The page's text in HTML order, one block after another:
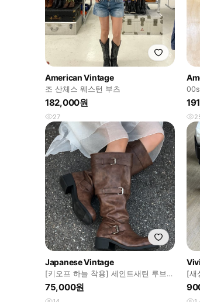
American Vintage
조 산체스 웨스턴 부츠
182,000원
27
퀘
Japanese Vintage
[키오프 하늘 착용] 세인트새틴 루브
소가죽 벨티드 슬라우치 롱부츠
75,000원
[새